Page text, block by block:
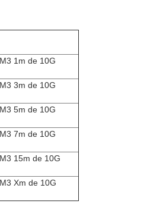
1m de 10G
3m de 10G
5m de 10G
7m de 10G
15m de 10G
Xm de 10G